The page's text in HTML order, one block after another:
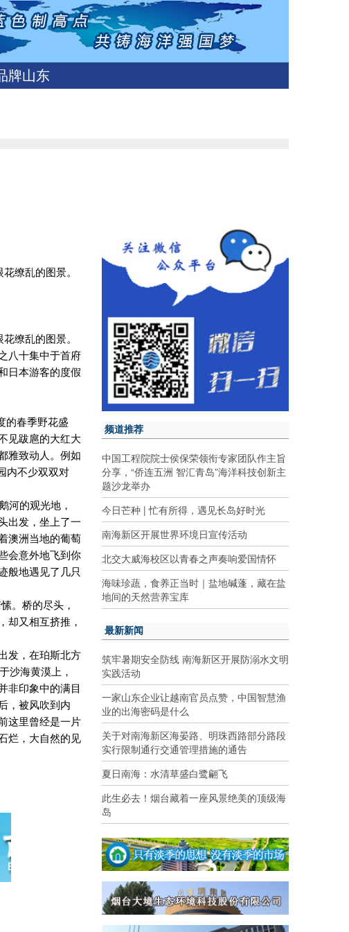
牌山东
缭乱的图景。
缭乱的图景。
八十集中于首府
日本游客的度假
的春季野花盛
见跋扈的大红大
雅致动人。例如
内不少双双对
河的观光地，
出发，坐上了一
澳洲当地的葡萄
会意外地飞到你
般地遇见了几只
。桥的尽头，
却又相互挤推，
发，在珀斯北方
沙海黄漠上，
非印象中的满目
，被风吹到内
这里曾经是一片
烂，大自然的见
频道推荐
中国工程院院士侯保荣领衔专家团队作主旨
分享，“侨连五洲 智汇青岛”海洋科技创新主
题沙龙举办
今日芒种 | 忙有所得，遇见长岛好时光
南海新区开展世界环境日宣传活动
北交大威海校区以青春之声奏响爱国情怀
海味珍蔬，食养正当时｜盐地碱蓬，藏在盐
地间的天然营养宝库
最新新闻
筑牢暑期安全防线 南海新区开展防溺水文明
实践活动
一家山东企业让越南官员点赞，中国智慧渔
业的出海密码是什么
关于对南海新区海晏路、明珠西路部分路段
实行限制通行交通管理措施的通告
夏日南海：水清草盛白鹭翩飞
此生必去！烟台藏着一座风景绝美的顶级海
岛